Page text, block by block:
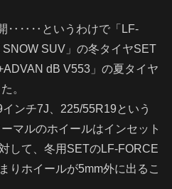
‥‥‥というわけで「LF-
SUV」の冬タイヤSET
dB V553」の夏タイヤ
。
ンチ7J、225/55R19という
マルのホイールはインセット
して、冬用SETのLF-FORCE
りホイールが5mm外に出るこ